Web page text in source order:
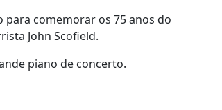
comemorar os 75 anos do
John Scofield.
piano de concerto.